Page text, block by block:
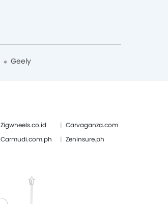
Geely
Zigwheels.co.id
Carvaganza.com
Carmudi.com.ph
Zeninsure.ph